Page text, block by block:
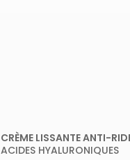
CRÈME LISSANTE ANTI-
ACIDES HYALURONIQUES